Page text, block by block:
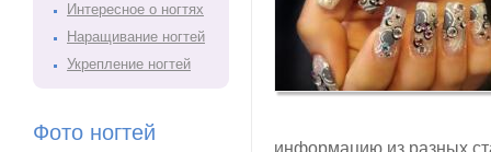
Интересное о ногтях
Наращивание ногтей
Укрепление ногтей
Фото ногтей
информацию из разных